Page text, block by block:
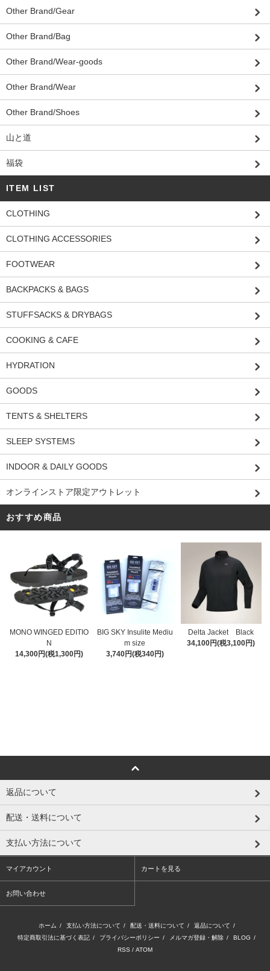
Other Brand/Gear
Other Brand/Bag
Other Brand/Wear-goods
Other Brand/Wear
Other Brand/Shoes
山と道
福袋
ITEM LIST
CLOTHING
CLOTHING ACCESSORIES
FOOTWEAR
BACKPACKS & BAGS
STUFFSACKS & DRYBAGS
COOKING & CAFE
HYDRATION
GOODS
TENTS & SHELTERS
SLEEP SYSTEMS
INDOOR & DAILY GOODS
オンラインストア限定アウトレット
おすすめ商品
MONO WINGED EDITIO
N
14,300円(税1,300円)
BIG SKY Insulite Mediu
m size
3,740円(税340円)
Delta Jacket Black
34,100円(税3,100円)
返品について
配送・送料について
支払い方法について
マイアカウント カートを見る
お問い合わせ
ホーム / 支払い方法について / 配送・送料について / 返品について /
特定商取引法に基づく表記 / プライバシーポリシー / メルマガ登録・解除 / BLOG /
RSS / ATOM